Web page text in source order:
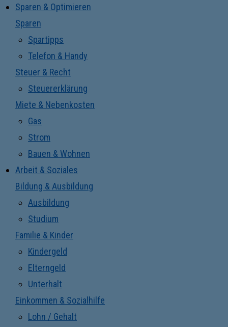
Sparen & Optimieren
Sparen
Spartipps
Telefon & Handy
Steuer & Recht
Steuererklärung
Miete & Nebenkosten
Gas
Strom
Bauen & Wohnen
Arbeit & Soziales
Bildung & Ausbildung
Ausbildung
Studium
Familie & Kinder
Kindergeld
Elterngeld
Unterhalt
Einkommen & Sozialhilfe
Lohn / Gehalt